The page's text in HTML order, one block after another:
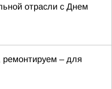
отрасли с Днем
– для